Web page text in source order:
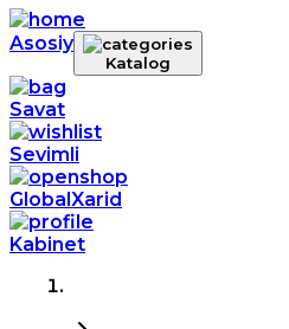
Asosiy
Katalog
Savat
Sevimli
GlobalXarid
Kabinet